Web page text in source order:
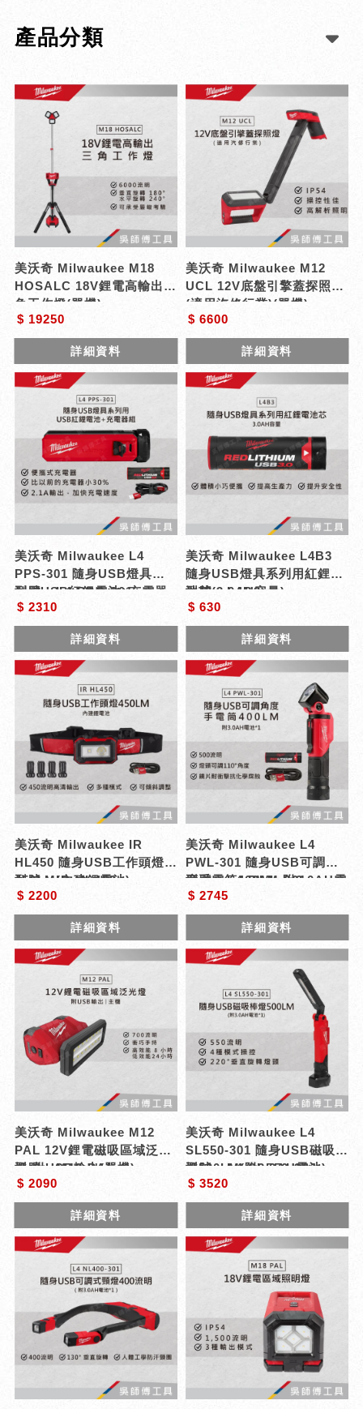
產品分類
美沃奇 Milwaukee M18
HOSALC 18V鋰電高輸出三
角工作燈(單機)
$ 19250
詳細資料
美沃奇 Milwaukee M12
UCL 12V底盤引擎蓋探照燈
(適用汽修行業)(單機)
$ 6600
詳細資料
美沃奇 Milwaukee L4
PPS-301 隨身USB燈具系
列用USB紅鋰電池+充電器
組
型號 : L4 PPS-301
$ 2310
詳細資料
美沃奇 Milwaukee L4B3
隨身USB燈具系列用紅鋰電
池芯(3.0AH容量)
型號 : L4B3
$ 630
詳細資料
美沃奇 Milwaukee IR
HL450 隨身USB工作頭燈
450LM(內建鋰電池)
型號 : IR HL450
$ 2200
詳細資料
美沃奇 Milwaukee L4
PWL-301 隨身USB可調角
度手電筒400LM 附3.0AH電
池*1
型號 : L4 PWL-301
$ 2745
詳細資料
美沃奇 Milwaukee M12
PAL 12V鋰電磁吸區域泛光
燈-附USB輸出(單機)
型號 : M12 PAL
$ 2090
詳細資料
美沃奇 Milwaukee L4
SL550-301 隨身USB磁吸棒
燈500LM(附3.0AH電池)
型號 : L4 SL550-301
$ 3520
詳細資料